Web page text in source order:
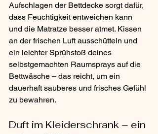
Aufschlagen der Bettdecke sorgt dafür,
dass Feuchtigkeit entweichen kann
und die Matratze besser atmet. Kissen
an der frischen Luft ausschütteln und
ein leichter Sprühstoß deines
selbstgemachten Raumsprays auf die
Bettwäsche – das reicht, um ein
dauerhaft sauberes und frisches Gefühl
zu bewahren.
Duft im Kleiderschrank – ein